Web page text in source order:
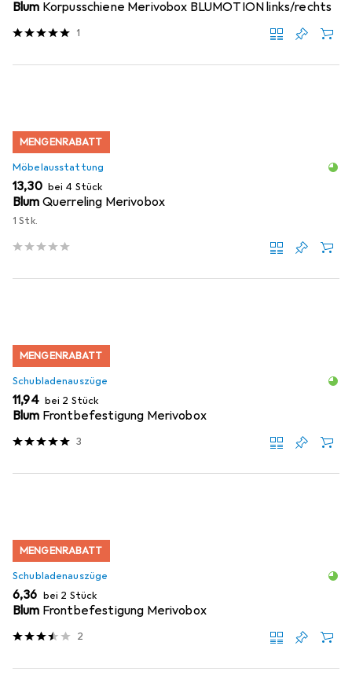
Blum Korpusschiene Merivobox BLUMOTION links/rechts
1
MENGENRABATT
Möbelausstattung
EUR
13,30 bei 4 Stück
Blum Querreling Merivobox
1 Stk.
MENGENRABATT
Schubladenauszüge
EUR
11,94 bei 2 Stück
Blum Frontbefestigung Merivobox
3
MENGENRABATT
Schubladenauszüge
EUR
6,36 bei 2 Stück
Blum Frontbefestigung Merivobox
2